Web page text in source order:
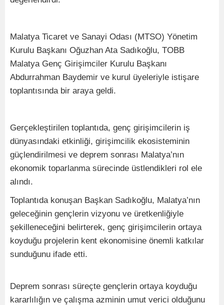
Malatya Ticaret ve Sanayi Odası (MTSO) Yönetim
Kurulu Başkanı Oğuzhan Ata Sadıkoğlu, TOBB
Malatya Genç Girişimciler Kurulu Başkanı
Abdurrahman Baydemir ve kurul üyeleriyle istişare
toplantısında bir araya geldi.
Gerçekleştirilen toplantıda, genç girişimcilerin iş
dünyasındaki etkinliği, girişimcilik ekosisteminin
güçlendirilmesi ve deprem sonrası Malatya’nın
ekonomik toparlanma sürecinde üstlendikleri rol ele
alındı.
Toplantıda konuşan Başkan Sadıkoğlu, Malatya’nın
geleceğinin gençlerin vizyonu ve üretkenliğiyle
şekilleneceğini belirterek, genç girişimcilerin ortaya
koyduğu projelerin kent ekonomisine önemli katkılar
sunduğunu ifade etti.
Deprem sonrası süreçte gençlerin ortaya koyduğu
kararlılığın ve çalışma azminin umut verici olduğunu